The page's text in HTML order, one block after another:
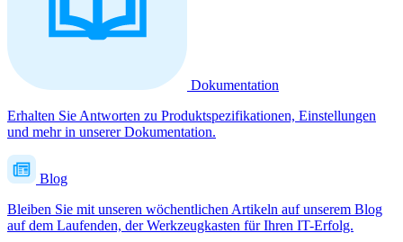
Dokumentation
Erhalten Sie Antworten zu Produktspezifikationen, Einstellungen
und mehr in unserer Dokumentation.
Blog
Bleiben Sie mit unseren wöchentlichen Artikeln auf unserem Blog
auf dem Laufenden, der Werkzeugkasten für Ihren IT-Erfolg.